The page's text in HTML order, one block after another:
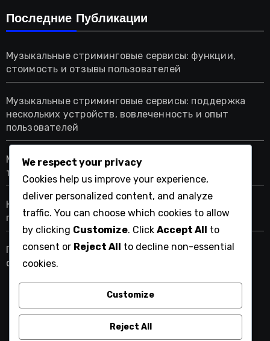
Последние Публикации
Музыкальные стриминговые сервисы: функции,
стоимость и отзывы пользователей
Музыкальные стриминговые сервисы: поддержка
нескольких устройств, вовлеченность и опыт
пользователей
Музыкальные стриминговые сервисы: семейные
тарифы, выбор домохозяйства и преимущества
Как скорость потока влияет на качество
прослушивания у аудиофилов
Плейлисты, созданные пользователями: Роль в
открытии музыки для подростков
xomusic.ru
We respect your privacy
Cookies help us improve your experience,
deliver personalized content, and analyze
traffic. You can choose which cookies to allow
by clicking Customize. Click Accept All to
consent or Reject All to decline non-essential
cookies.
Customize
Reject All